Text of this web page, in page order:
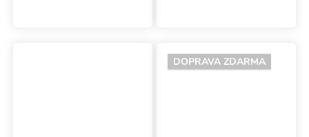
pomerom vzduch/voda....
DOPRAVA ZDARMA